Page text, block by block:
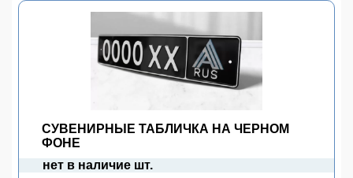
СУВЕНИРНЫЕ ТАБЛИЧКА НА ЧЕРНОМ
ФОНЕ
нет в наличие шт.